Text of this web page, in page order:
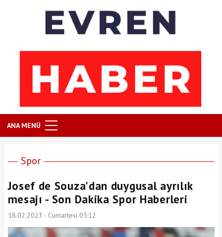
ANA MENÜ
Spor
Josef de Souza'dan duygusal ayrılık
mesajı - Son Dakika Spor Haberleri
18.02.2023 - Cumartesi 05:12